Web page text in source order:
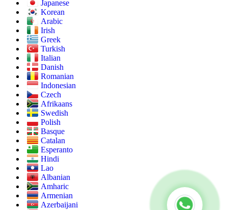
Japanese
Korean
Arabic
Irish
Greek
Turkish
Italian
Danish
Romanian
Indonesian
Czech
Afrikaans
Swedish
Polish
Basque
Catalan
Esperanto
Hindi
Lao
Albanian
Amharic
Armenian
Azerbaijani